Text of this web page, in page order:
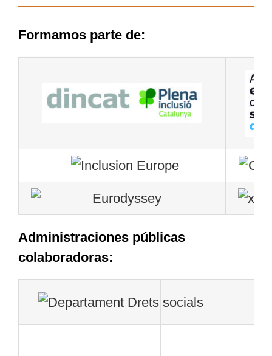
Formamos parte de:
Administraciones públicas
colaboradoras: